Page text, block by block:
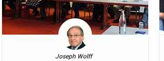
Joseph Wolff